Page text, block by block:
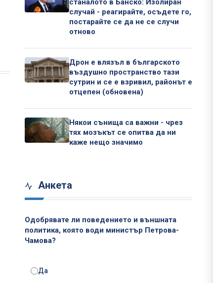
станалото в Банско: Изолиран
случай - реагирайте, осъдете го,
постарайте се да не се случи
отново
Дрон е влязъл в българското
въздушно пространство тази
сутрин и се е взривил, районът е
отцепен (обновена)
Някои сънища са важни - чрез
тях мозъкът се опитва да ни
каже нещо значимо
Анкета
Одобрявате ли поведението и външната
политика, която води министър Петрова-
Чамова?
Да